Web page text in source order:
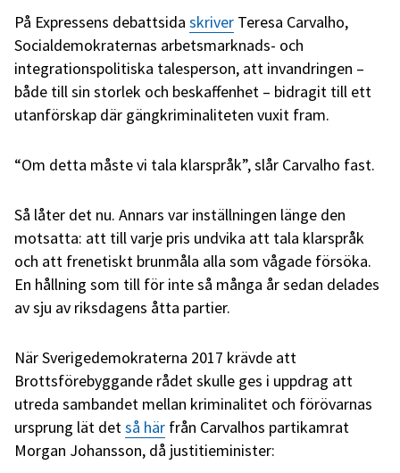
På Expressens debattsida skriver Teresa Carvalho,
Socialdemokraternas arbetsmarknads- och
integrationspolitiska talesperson, att invandringen –
både till sin storlek och beskaffenhet – bidragit till ett
utanförskap där gängkriminaliteten vuxit fram.
“Om detta måste vi tala klarspråk”, slår Carvalho fast.
Så låter det nu. Annars var inställningen länge den
motsatta: att till varje pris undvika att tala klarspråk
och att frenetiskt brunmåla alla som vågade försöka.
En hållning som till för inte så många år sedan delades
av sju av riksdagens åtta partier.
När Sverigedemokraterna 2017 krävde att
Brottsförebyggande rådet skulle ges i uppdrag att
utreda sambandet mellan kriminalitet och förövarnas
ursprung lät det så här från Carvalhos partikamrat
Morgan Johansson, då justitieminister: